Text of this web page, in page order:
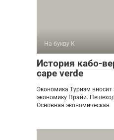
На букву К
История кабо-
cape verde
Экономика Туризм
экономику Прайи.
Основная экономическая